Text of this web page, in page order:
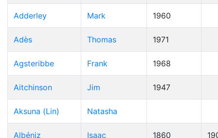
Adderley Mark 1960
Adès Thomas 1971
Agsteribbe Frank 1968
Aitchinson Jim 1947
Aksuna (Lin) Natasha
Albéniz Isaac 1860